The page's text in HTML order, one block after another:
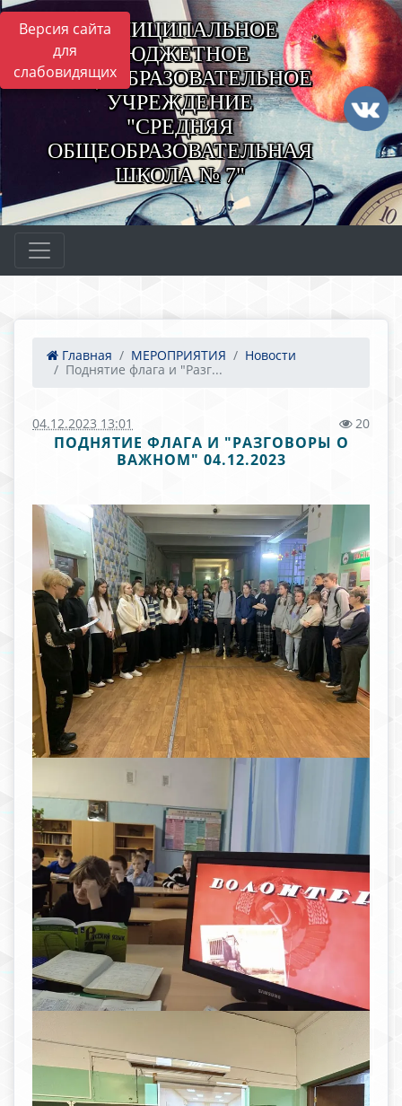
Версия сайта
для
слабовидящих
МУНИЦИПАЛЬНОЕ
БЮДЖЕТНОЕ
ОБЩЕОБРАЗОВАТЕЛЬНОЕ
УЧРЕЖДЕНИЕ
"СРЕДНЯЯ
ОБЩЕОБРАЗОВАТЕЛЬНАЯ
ШКОЛА № 7"
Главная МЕРОПРИЯТИЯ
Новости
Поднятие флага и "Разг...
04.12.2023 13:01 20
ПОДНЯТИЕ ФЛАГА И "РАЗГОВОРЫ О
ВАЖНОМ" 04.12.2023